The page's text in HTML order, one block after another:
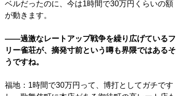
ベルだったのに、今は1時間で30万円くらいの額
が動きます。
——過激なレートアップ戦争を繰り広げているフ
リー雀荘が、摘発寸前という噂も界隈ではあるそ
うですね。
福地：1時間で30万円って、博打としてガチです